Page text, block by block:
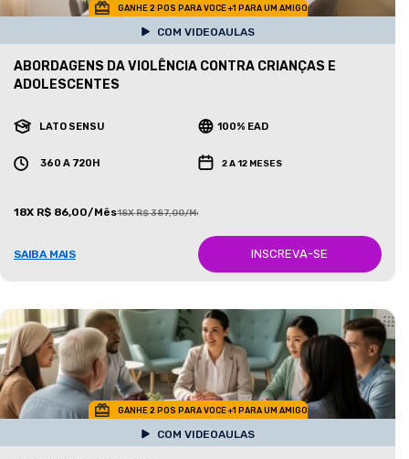
GANHE 2 POS PARA VOCE +1 PARA UM AMIGO
COM VIDEOAULAS
ABORDAGENS DA VIOLÊNCIA CONTRA CRIANÇAS E
ADOLESCENTES
LATO SENSU 100% EAD
360 A 720H 2 A 12 MESES
18X R$ 86,00/Mês18X R$ 387,00/Mês
SAIBA MAIS INSCREVA-SE
GANHE 2 POS PARA VOCE +1 PARA UM AMIGO
COM VIDEOAULAS